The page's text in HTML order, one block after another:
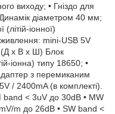
виходу; • Гніздо для
діаметром 40 мм;
іонної)
mini-USB 5V
(Д x В x Ш) Блок
іонна) типу 18650; •
з перемиканим
/ 2400mA (в комплекті).
< 3uV до 30dB • MW
m до 26dB • SW band <